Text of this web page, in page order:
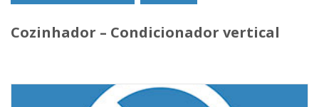
Cozinhador – Condicionador vertical